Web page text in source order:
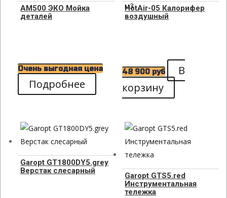
АМ500 ЭКО Мойка
деталей
Очень выгодная цена
Подробнее
м3
HotAir-05 Калорифер
воздушный
48 900 руб
В
корзину
Garopt GT1800DY5.grey
Верстак слесарный
Garopt GTS5.red
Инструментальная
тележка